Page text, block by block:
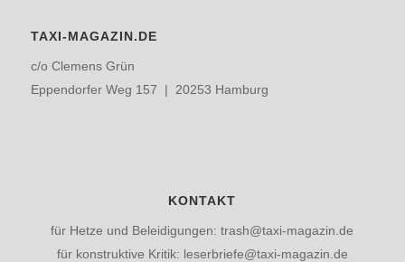
TAXI-MAGAZIN.DE
c/o Clemens Grün
Eppendorfer Weg 157 | 20253 Hamburg
KONTAKT
für Hetze und Beleidigungen: trash@taxi-magazin.de
für konstruktive Kritik: leserbriefe@taxi-magazin.de